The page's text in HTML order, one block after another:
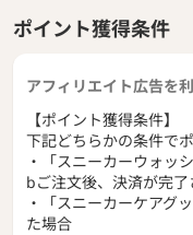
ポイント獲得条件
アフィリエイト広告を
【ポイント獲得条件】
下記どちらかの条件で
・「スニーカーウォッ
bご注文後、決済が完
・「スニーカーケアグ
た場合